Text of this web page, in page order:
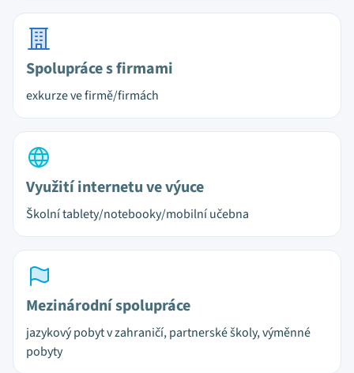
Spolupráce s firmami
exkurze ve firmě/firmách
Využití internetu ve výuce
Školní tablety/notebooky/mobilní učebna
Mezinárodní spolupráce
jazykový pobyt v zahraničí, partnerské školy, výměnné
pobyty